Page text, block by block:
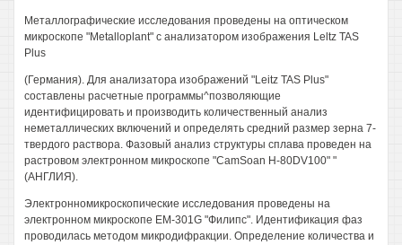
Металлографические исследования проведены на оптическом
микроскопе "Metalloplant" с анализатором изображения Leltz TAS
Plus
(Германия). Для анализатора изображений "Leitz TAS Plus"
составлены расчетные программы^позволяющие
идентифицировать и производить количественный анализ
неметаллических включений и определять средний размер зерна 7-
твердого раствора. Фазовый анализ структуры сплава проведен на
растровом электронном микроскопе "CamSoan H-80DV100" "
(АНГЛИЯ).
Электронномикроскопические исследования проведены на
электронном микроскопе EM-301G "Филипс". Идентификация фаз
проводилась методом микродифракции. Определение количества и